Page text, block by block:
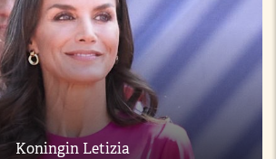
Koningin Letizia